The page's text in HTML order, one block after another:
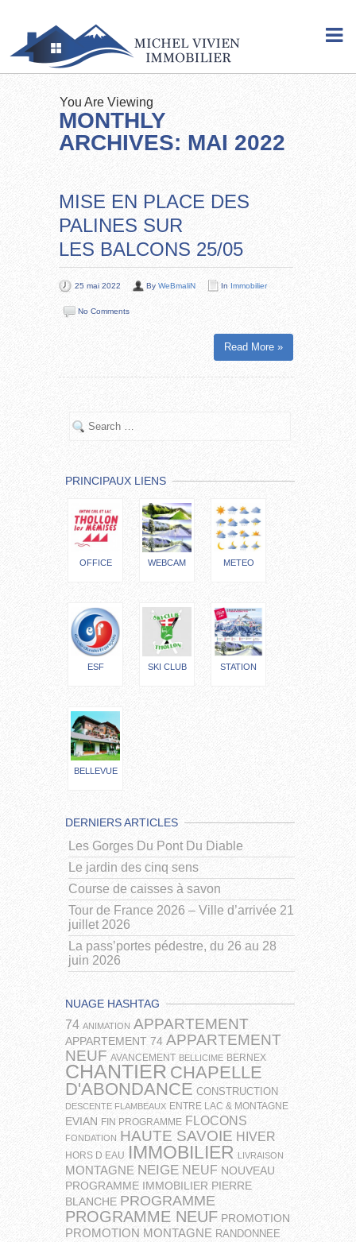
You Are Viewing
MONTHLY
ARCHIVES: MAI 2022
MISE EN PLACE DES
PALINES SUR
LES BALCONS 25/05
25 mai 2022 By WeBmaliN In Immobilier
No Comments
Read More »
PRINCIPAUX LIENS
OFFICE WEBCAM METEO
ESF SKI CLUB STATION
BELLEVUE
DERNIERS ARTICLES
Les Gorges Du Pont Du Diable
Le jardin des cinq sens
Course de caisses à savon
Tour de France 2026 – Ville d’arrivée 21
juillet 2026
La pass’portes pédestre, du 26 au 28
juin 2026
NUAGE HASHTAG
74 ANIMATION APPARTEMENT
APPARTEMENT 74 APPARTEMENT
NEUF AVANCEMENT BELLICIME BERNEX
CHANTIER CHAPELLE
D'ABONDANCE CONSTRUCTION
DESCENTE FLAMBEAUX ENTRE LAC & MONTAGNE
EVIAN FIN PROGRAMME FLOCONS
FONDATION HAUTE SAVOIE HIVER
HORS D EAU IMMOBILIER LIVRAISON
MONTAGNE NEIGE NEUF NOUVEAU
PROGRAMME IMMOBILIER PIERRE
BLANCHE PROGRAMME
PROGRAMME NEUF PROMOTION
PROMOTION MONTAGNE RANDONNEE